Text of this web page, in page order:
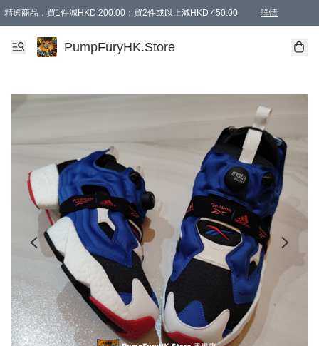
精選商品，買1件減HKD 200.00；買2件或以上減HKD 450.00 詳情
AAPE商品,會員專享9折或以上（按會員等級）AAPE products, members can
精選商品，任選買2件或以上減HKD 100.00
購物滿 HKD 800.00即享免運費優惠！（適用於 特定的送貨方式 )
PumpFuryHK.Store